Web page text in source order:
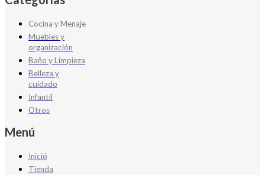
Cocina y Menaje
Muebles y
organización
Baño y Limpieza
Belleza y
cuidado
Infantil
Otros
Menú
Inició
Tienda